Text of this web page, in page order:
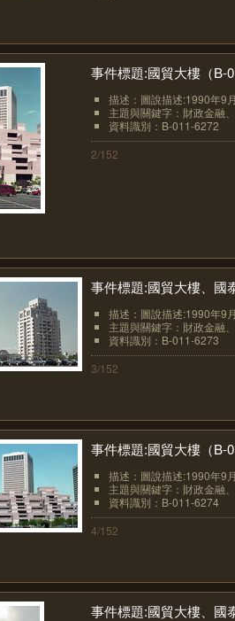
事件標題:國貿大樓（B-
描述：圖說描述:1990年9
主題與關鍵字：財政金融
資料識別：B-011-6272
2/152
事件標題:國貿大樓、國
描述：圖說描述:1990年9
主題與關鍵字：財政金融
資料識別：B-011-6273
3/152
事件標題:國貿大樓（B-
描述：圖說描述:1990年9
主題與關鍵字：財政金融
資料識別：B-011-6274
4/152
事件標題:國貿大樓、國